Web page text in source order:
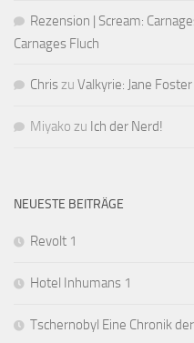
Rezension | Scream:
Carnages Fluch
Chriszu Valkyrie: Jane
Miyako zu Ich der Nerd!
NEUESTE BEITRÄGE
Revolt 1
Hotel Inhumans 1
Tschernobyl Eine Chronik